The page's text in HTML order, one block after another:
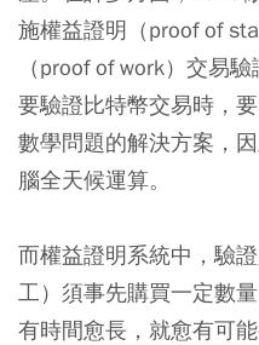
施權益證明（proof of
（proof of work）交易
要驗證比特幣交易時，
數學問題的解決方案，
腦全天候運算。
而權益證明系統中，驗
工）須事先購買一定數
有時間愈長，就愈有可